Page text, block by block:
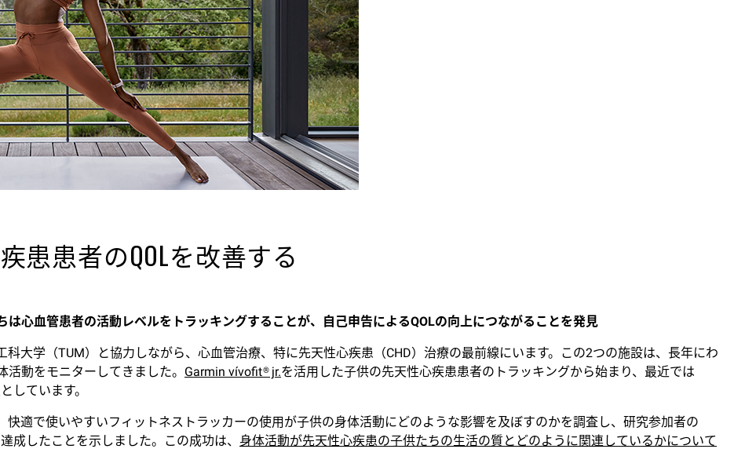
患患者のQOLを改善する
心血管患者の活動レベルをトラッキングすることが、自己申告によるQOLの向上につながることを発見
科大学（TUM）と協力しながら、心血管治療、特に先天性心疾患（CHD）治療の最前線にいます。この2つの施設は、長年にわ
動をモニターしてきました。 Garmin vívofit® jr.を活用した子供の先天性心疾患患者のトラッキングから始まり、最近では
しています。
適で使いやすいフィットネストラッカーの使用が子供の身体活動にどのような影響を及ぼすのかを調査し、研究参加者の
成したことを示しました。この成功は、 身体活動が先天性心疾患の子供たちの生活の質とどのように関連しているかについて